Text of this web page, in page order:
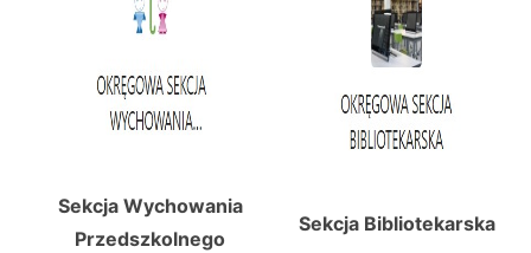
Sekcja Wychowania
Przedszkolnego
Sekcja Bibliotekarska